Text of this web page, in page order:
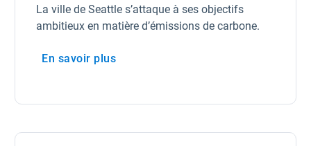
La ville de Seattle s’attaque à ses objectifs
ambitieux en matière d’émissions de carbone.
En savoir plusOuvrir dans une nouvelle fenêtre